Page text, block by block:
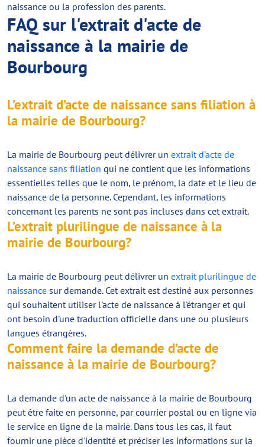
naissance ou la profession des parents.
FAQ sur l'extrait d'acte de
naissance à la mairie de
Bourbourg
L’extrait d’acte de naissance sans filiation à
la mairie de Bourbourg?
La mairie de Bourbourg peut délivrer un extrait d'acte de
naissance sans filiation qui ne contient que les informations
essentielles telles que le nom, le prénom, la date et le lieu de
naissance de la personne. Cependant, les informations
concernant les parents ne sont pas incluses dans cet extrait.
L’extrait plurilingue de naissance à la
mairie de Bourbourg?
La mairie de Bourbourg peut délivrer un extrait plurilingue de
naissance sur demande. Cet extrait est destiné aux personnes
qui souhaitent utiliser l'acte de naissance à l'étranger et qui
ont besoin d'une traduction officielle dans une ou plusieurs
langues étrangères.
Comment faire la demande d’acte de
naissance à la mairie de Bourbourg?
La demande d'un acte de naissance à la mairie de Bourbourg
peut être faite en personne, par courrier postal ou en ligne via
le service en ligne de la mairie. Dans tous les cas, il faut
fournir une pièce d'identité et préciser les informations sur la